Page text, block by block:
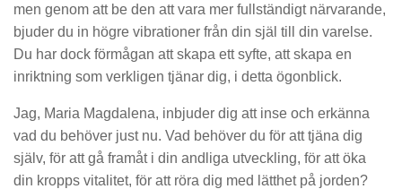
men genom att be den att vara mer fullständigt närvarande,
bjuder du in högre vibrationer från din själ till din varelse.
Du har dock förmågan att skapa ett syfte, att skapa en
inriktning som verkligen tjänar dig, i detta ögonblick.
Jag, Maria Magdalena, inbjuder dig att inse och erkänna
vad du behöver just nu. Vad behöver du för att tjäna dig
själv, för att gå framåt i din andliga utveckling, för att öka
din kropps vitalitet, för att röra dig med lätthet på jorden?